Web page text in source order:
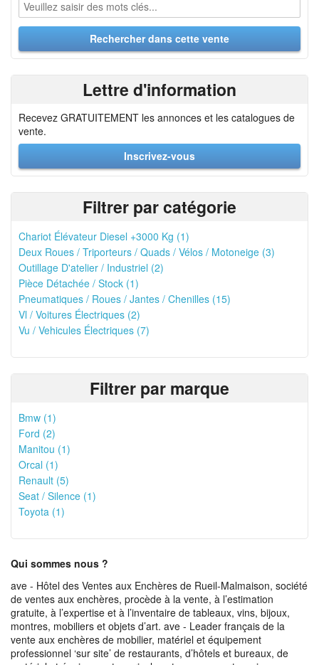
Lettre d'information
Recevez GRATUITEMENT les annonces et les catalogues de
vente.
Inscrivez-vous
Filtrer par catégorie
Chariot Élévateur Diesel +3000 Kg (1)
Deux Roues / Triporteurs / Quads / Vélos / Motoneige (3)
Outillage D'atelier / Industriel (2)
Pièce Détachée / Stock (1)
Pneumatiques / Roues / Jantes / Chenilles (15)
Vl / Voitures Électriques (2)
Vu / Vehicules Électriques (7)
Filtrer par marque
Bmw (1)
Ford (2)
Manitou (1)
Orcal (1)
Renault (5)
Seat / Silence (1)
Toyota (1)
Qui sommes nous ?
ave - Hôtel des Ventes aux Enchères de Rueil-Malmaison, société
de ventes aux enchères, procède à la vente, à l’estimation
gratuite, à l’expertise et à l’inventaire de tableaux, vins, bijoux,
montres, mobiliers et objets d’art. ave - Leader français de la
vente aux enchères de mobilier, matériel et équipement
professionnel ‘sur site’ de restaurants, d’hôtels et bureaux, de